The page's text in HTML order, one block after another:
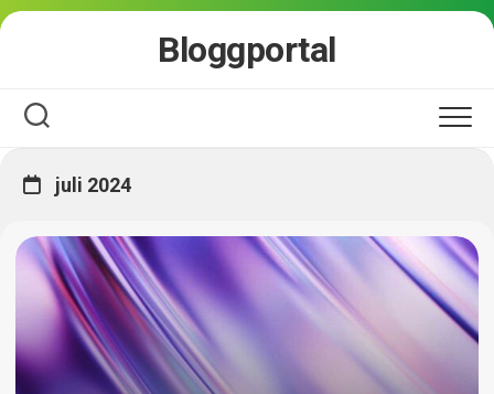
Skip
Bloggportal
juli 2024